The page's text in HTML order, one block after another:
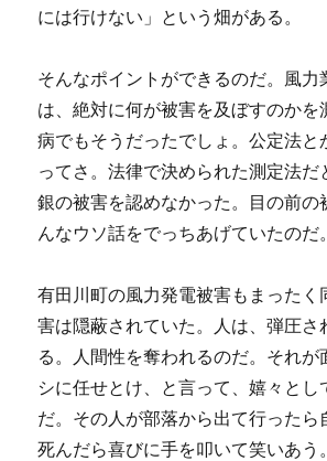
には行けない」という畑がある。
そんなポイントができるのだ。風力
は、絶対に何が被害を及ぼすのかを
病でもそうだったでしょ。公定法と
ってさ。法律で決められた測定法だ
銀の被害を認めなかった。目の前の
んなウソ話をでっちあげていたのだ。
有田川町の風力発電被害もまったく
害は隠蔽されていた。人は、弾圧さ
る。人間性を奪われるのだ。それが
シに任せとけ、と言って、嬉々とし
だ。その人が部落から出て行ったら
死んだら喜びに手を叩いて笑いあう